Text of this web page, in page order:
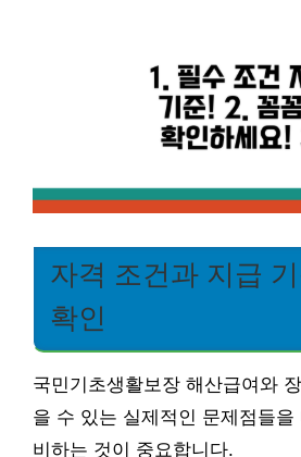
자격 조건과 지급 기
확인
국민기초생활보장 해산급여와
을 수 있는 실제적인 문제점들을
비하는 것이 중요합니다.